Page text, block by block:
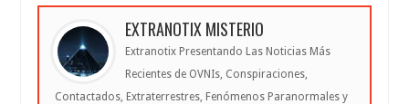
EXTRANOTIX MISTERIO
Extranotix Presentando Las Noticias Más
Recientes de OVNIs, Conspiraciones,
Contactados, Extraterrestres, Fenómenos Paranormales y